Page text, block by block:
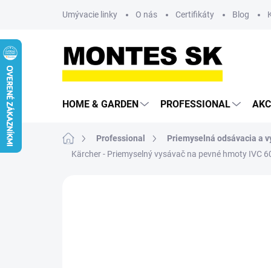
Umývacie linky O nás Certifikáty Blog
HOME & GARDEN PROFESSIONAL
DomovProfessional Priemyselná odsávacia a
Kärcher - Priemyselný vysávač na pevné hmoty IVC